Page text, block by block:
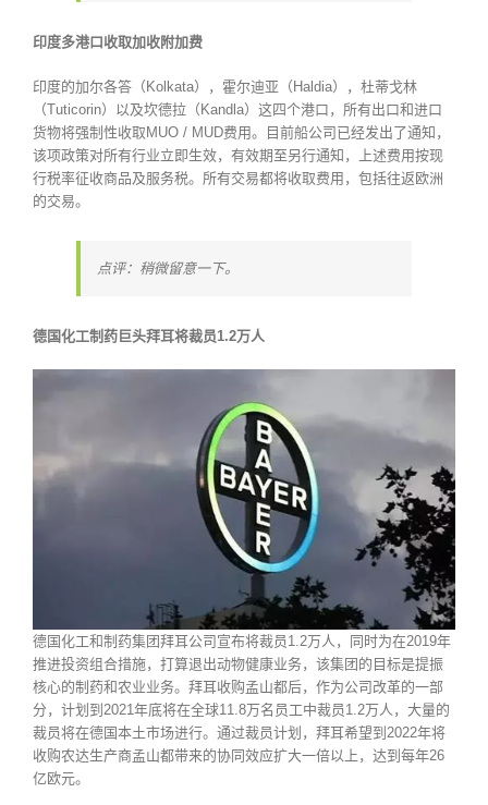
印度多港口收取加收附加费
印度的加尔各答（Kolkata），霍尔迪亚（Haldia），杜蒂戈林
（Tuticorin）以及坎德拉（Kandla）这四个港口，所有出口和进口
货物将强制性收取MUO / MUD费用。目前船公司已经发出了通知，
该项政策对所有行业立即生效，有效期至另行通知，上述费用按现
行税率征收商品及服务税。所有交易都将收取费用，包括往返欧洲
的交易。
点评：稍微留意一下。
德国化工制药巨头拜耳将裁员1.2万人
德国化工和制药集团拜耳公司宣布将裁员1.2万人，同时为在2019年
推进投资组合措施，打算退出动物健康业务，该集团的目标是提振
核心的制药和农业业务。拜耳收购孟山都后，作为公司改革的一部
分，计划到2021年底将在全球11.8万名员工中裁员1.2万人，大量的
裁员将在德国本土市场进行。通过裁员计划，拜耳希望到2022年将
收购农达生产商孟山都带来的协同效应扩大一倍以上，达到每年26
亿欧元。